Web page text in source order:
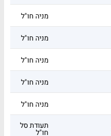
מניה חו"ל
מניה חו"ל
מניה חו"ל
מניה חו"ל
מניה חו"ל
תעודת סל
חו"ל